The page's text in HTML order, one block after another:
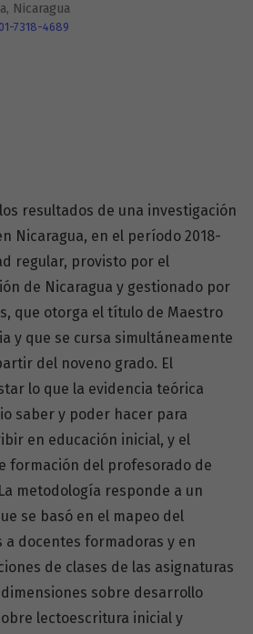
Nicaragua
7318-4689
resultados de una investigación
Nicaragua, en el período 2018-
regular, provisto por el
de Nicaragua y gestionado por
que otorga el título de Maestro
y que se cursa simultáneamente
del noveno grado. El
lo que la evidencia teórica
saber y poder hacer para
en educación inicial, y el
formación del profesorado de
metodología responde a un
se basó en el mapeo del
docentes formadoras y en
de clases de las asignaturas
sobre desarrollo
lectoescritura inicial y